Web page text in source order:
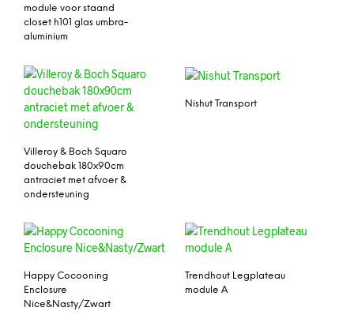
module voor staand
closet h101 glas umbra-
aluminium
Villeroy & Boch Squaro
douchebak 180x90cm
antraciet met afvoer &
ondersteuning
Nishut Transport
Happy Cocooning
Enclosure
Nice&Nasty/Zwart
Trendhout Legplateau
module A